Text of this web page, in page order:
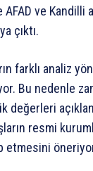
AFAD ve Kandilli
çıktı.
farklı analiz
Bu nedenle
değerleri
resmi
etmesini